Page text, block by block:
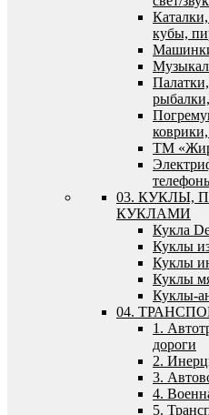
кубы,
ТМ
03. КУКЛЫ,
КУКЛАМИ
Кукла
Куклы
Куклы
Куклы
Куклы-
04.
1.
дороги
2.
3.
4.
5.